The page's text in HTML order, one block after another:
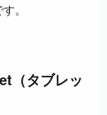
。
（タブレッ